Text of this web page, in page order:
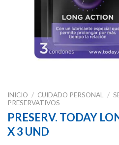
INICIO / CUIDADO PERSONAL /
PRESERVATIVOS
PRESERV. TODAY
X 3 UND